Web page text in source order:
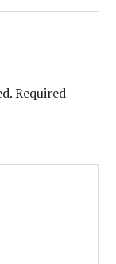
Required